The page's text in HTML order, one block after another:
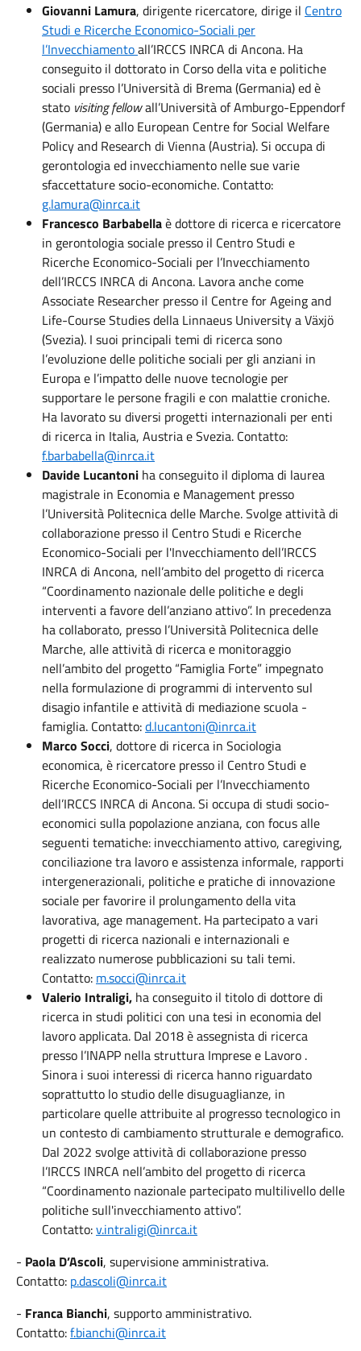
Giovanni Lamura, dirigente ricercatore, dirige il Centro
Studi e Ricerche Economico-Sociali per
l’Invecchiamentoall’IRCCS INRCA di Ancona. Ha
conseguito il dottorato in Corso della vita e politiche
sociali presso l’Università di Brema (Germania) ed è
stato visiting fellowall’Università of Amburgo-Eppendorf
(Germania) e allo European Centre for Social Welfare
Policy and Research di Vienna (Austria). Si occupa di
gerontologia ed invecchiamento nelle sue varie
sfaccettature socio-economiche. Contatto:
g.lamura@inrca.it
Francesco Barbabellaè dottore di ricerca e ricercatore
in gerontologia sociale presso il Centro Studi e
Ricerche Economico-Sociali per l’Invecchiamento
dell’IRCCS INRCA di Ancona. Lavora anche come
Associate Researcher presso il Centre for Ageing and
Life-Course Studies della Linnaeus University a Växjö
(Svezia). I suoi principali temi di ricerca sono
l’evoluzione delle politiche sociali per gli anziani in
Europa e l’impatto delle nuove tecnologie per
supportare le persone fragili e con malattie croniche.
Ha lavorato su diversi progetti internazionali per enti
di ricerca in Italia, Austria e Svezia. Contatto:
f.barbabella@inrca.it
Davide Lucantoni ha conseguito il diploma di laurea
magistrale in Economia e Management presso
l’Università Politecnica delle Marche. Svolge attività di
collaborazione presso il Centro Studi e Ricerche
Economico-Sociali per l'Invecchiamento dell’IRCCS
INRCA di Ancona, nell’ambito del progetto di ricerca
“Coordinamento nazionale delle politiche e degli
interventi a favore dell’anziano attivo”. In precedenza
ha collaborato, presso l’Università Politecnica delle
Marche, alle attività di ricerca e monitoraggio
nell’ambito del progetto “Famiglia Forte” impegnato
nella formulazione di programmi di intervento sul
disagio infantile e attività di mediazione scuola -
famiglia. Contatto:d.lucantoni@inrca.it
Marco Socci, dottore di ricerca in Sociologia
economica, è ricercatore presso il Centro Studi e
Ricerche Economico-Sociali per l’Invecchiamento
dell’IRCCS INRCA di Ancona. Si occupa di studi socio-
economici sulla popolazione anziana, con focus alle
seguenti tematiche: invecchiamento attivo, caregiving,
conciliazione tra lavoro e assistenza informale, rapporti
intergenerazionali, politiche e pratiche di innovazione
sociale per favorire il prolungamento della vita
lavorativa, age management. Ha partecipato a vari
progetti di ricerca nazionali e internazionali e
realizzato numerose pubblicazioni su tali temi.
Contatto: m.socci@inrca.it
Valerio Intraligi, ha conseguito il titolo di dottore di
ricerca in studi politici con una tesi in economia del
lavoro applicata. Dal 2018 è assegnista di ricerca
presso l’INAPP nella struttura Imprese e Lavoro .
Sinora i suoi interessi di ricerca hanno riguardato
soprattutto lo studio delle disuguaglianze, in
particolare quelle attribuite al progresso tecnologico in
un contesto di cambiamento strutturale e demografico.
Dal 2022 svolge attività di collaborazione presso
l’IRCCS INRCA nell’ambito del progetto di ricerca
“Coordinamento nazionale partecipato multilivello delle
politiche sull'invecchiamento attivo”.
Contatto:v.intraligi@inrca.it
- Paola D’Ascoli, supervisione amministrativa.
Contatto: p.dascoli@inrca.it
- Franca Bianchi, supporto amministrativo.
Contatto:f.bianchi@inrca.it